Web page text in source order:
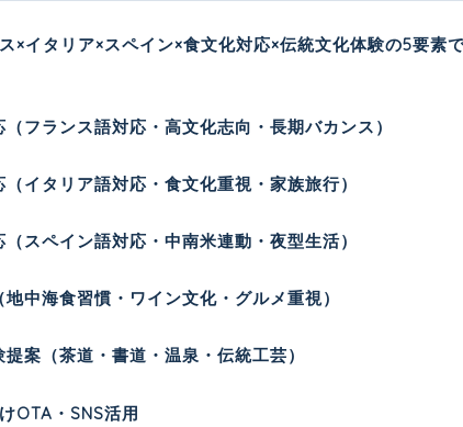
×イタリア×スペイン×食文化対応×伝統文化体験の5要素
フランス語対応・高文化志向・長期バカンス）
イタリア語対応・食文化重視・家族旅行）
スペイン語対応・中南米連動・夜型生活）
中海食習慣・ワイン文化・グルメ重視）
案（茶道・書道・温泉・伝統工芸）
OTA・SNS活用